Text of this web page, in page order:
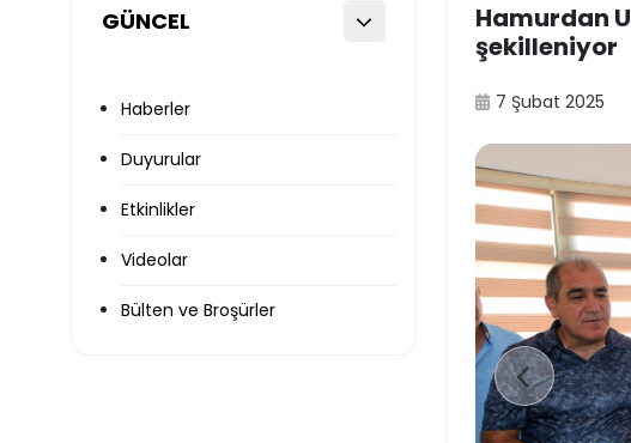
GÜNCEL
Haberler
Duyurular
Etkinlikler
Videolar
Bülten ve Broşürler
Hamurdan
şekilleniyor
7 Şubat 2025